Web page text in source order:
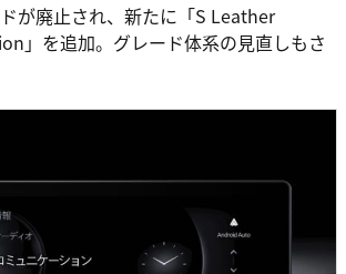
が廃止され、新たに「S Leather
」を追加。グレード体系の見直しもさ